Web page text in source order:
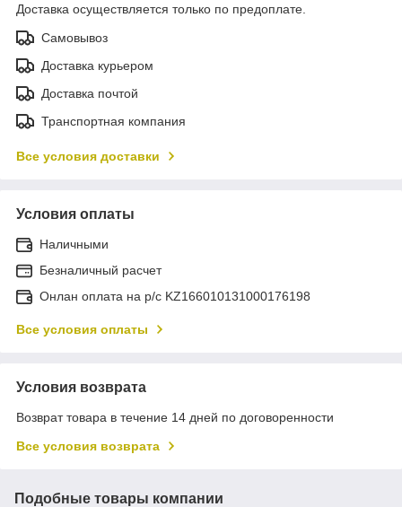
Доставка осуществляется только по предоплате.
Самовывоз
Доставка курьером
Доставка почтой
Транспортная компания
Все условия доставки
Условия оплаты
Наличными
Безналичный расчет
Онлан оплата на р/с KZ166010131000176198
Все условия оплаты
Условия возврата
Возврат товара в течение 14 дней по договоренности
Все условия возврата
Подобные товары компании